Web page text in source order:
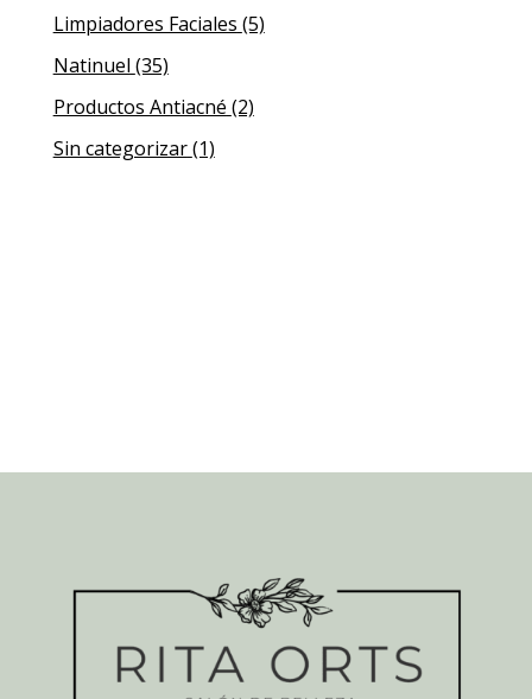
Limpiadores Faciales (5)
Natinuel (35)
Productos Antiacné (2)
Sin categorizar(1)